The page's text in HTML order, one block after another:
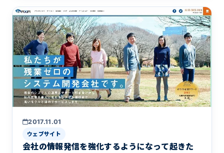
2017.11.01
ウェブサイト
会社の情報発信を強化するようになって起きた